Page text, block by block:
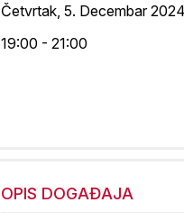
Četvrtak, 5. Decembar
19:00 - 21:00
OPIS DOGAĐAJA